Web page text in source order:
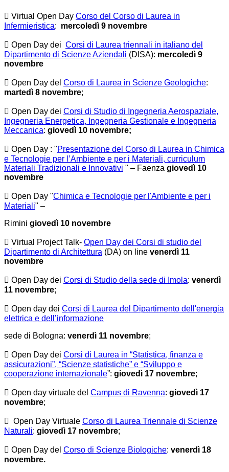
 Virtual Open Day Corso del Corso di Laurea in
Infermieristica: mercoledì 9 novembre
 Open Day dei Corsi di Laurea triennali in italiano del
Dipartimento di Scienze Aziendali (DISA): mercoledì 9
novembre
 Open Day del Corso di Laurea in Scienze Geologiche:
martedì 8 novembre;
 Open Day dei Corsi di Studio di Ingegneria Aerospaziale,
Ingegneria Energetica, Ingegneria Gestionale e Ingegneria
Meccanica: giovedì 10 novembre;
 Open Day : "Presentazione del Corso di Laurea in Chimica
e Tecnologie per l’Ambiente e per i Materiali, curriculum
Materiali Tradizionali e Innovativi " – Faenza giovedì 10
novembre
 Open Day "Chimica e Tecnologie per l'Ambiente e per i
Materiali" –
Rimini giovedì 10 novembre
 Virtual Project Talk- Open Day dei Corsi di studio del
Dipartimento di Architettura (DA) on line venerdì 11
novembre
 Open Day dei Corsi di Studio della sede di Imola: venerdì
11 novembre;
 Open day dei Corsi di Laurea del Dipartimento dell'energia
elettrica e dell’informazione
sede di Bologna: venerdì 11 novembre;
 Open Day dei Corsi di Laurea in “Statistica, finanza e
assicurazioni”, “Scienze statistiche” e “Sviluppo e
cooperazione internazionale”: giovedì 17 novembre;
 Open day virtuale del Campus di Ravenna: giovedì 17
novembre;
 Open Day Virtuale Corso di Laurea Triennale di Scienze
Naturali: giovedì 17 novembre;
 Open Day del Corso di Scienze Biologiche: venerdì 18
novembre.